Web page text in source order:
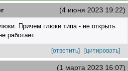
(4 июня 2023 19:22)
Причем глюки типа - не открыть
работает.
[ответить] [цитировать]
(1 марта 2023 16:07)